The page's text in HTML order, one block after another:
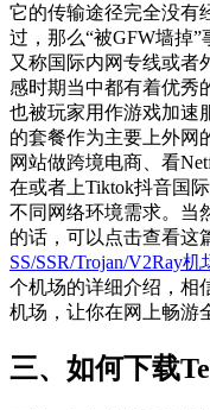
它的传输途径完全没有
过，那么“被GFW墙掉
又称国际内网专线或者
感时期当中都有着优秀
也被玩家用作游戏加速
的套餐作为主要上外网
网站做跨境电商、看
在或者上Tiktok抖音国
不同网络环境需求。当
的话，可以点击查看这
SS/SSR/Trojan/V2Ray
个机场的详细介绍，相
机场，让你在网上畅游
三、如何下载